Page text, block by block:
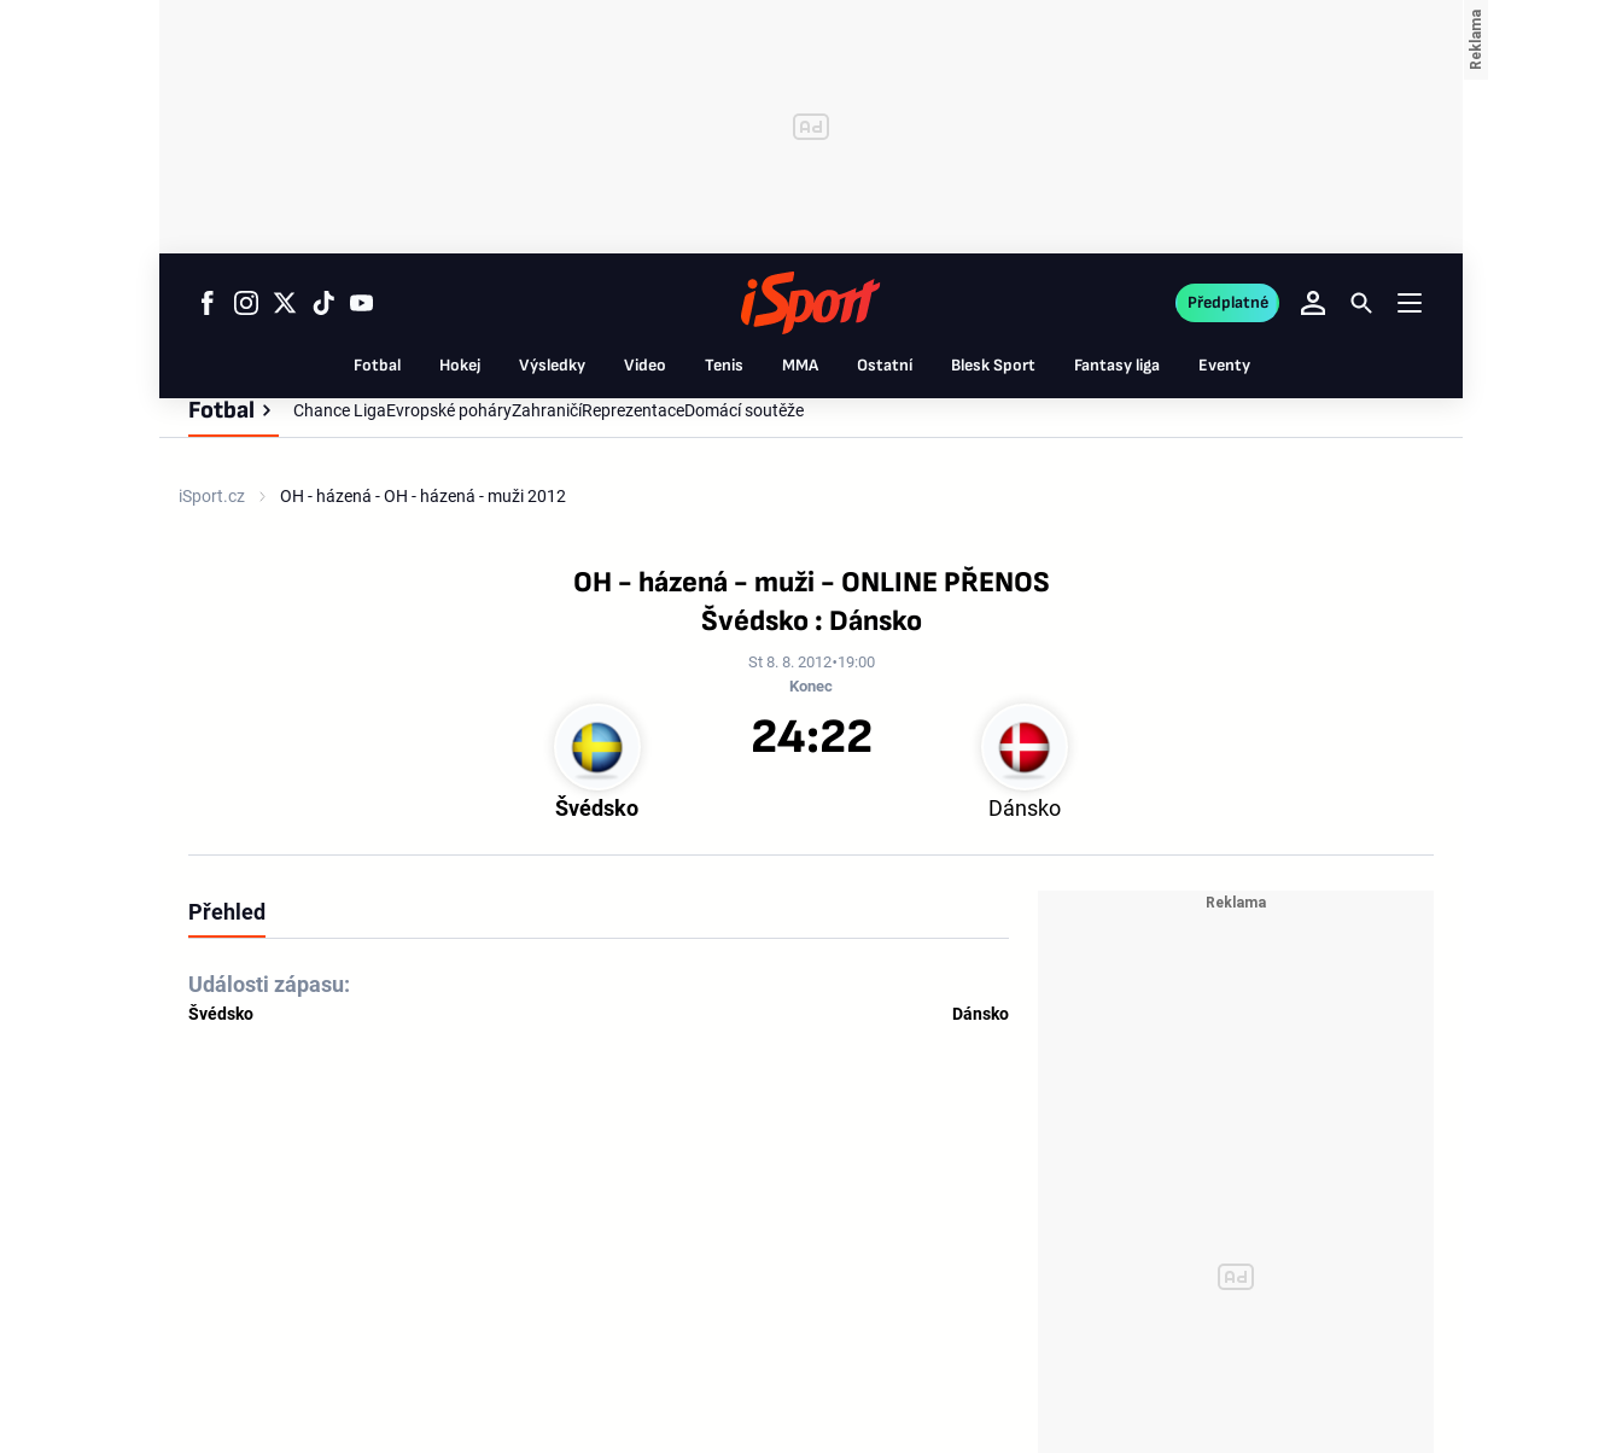
Fotbal Hokej Výsledky Video Tenis MMA Ostatní Blesk Sport Fantasy liga Eventy
Předplatné
Fotbal Chance LigaEvropské poháryZahraničíReprezentaceDomácí soutěže
iSport.cz OH - házená - OH - házená - muži 2012
OH - házená - muži - ONLINE PŘENOS
Švédsko : Dánsko
St 8. 8. 2012 19:00
Konec
Švédsko Dánsko
24:22
Přehled
Události zápasu:
Švédsko Dánsko